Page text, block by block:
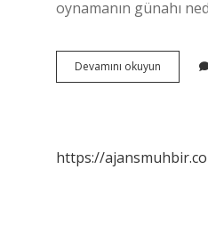
oynamanın günahı
Devamını okuyun
Oyunları
https://